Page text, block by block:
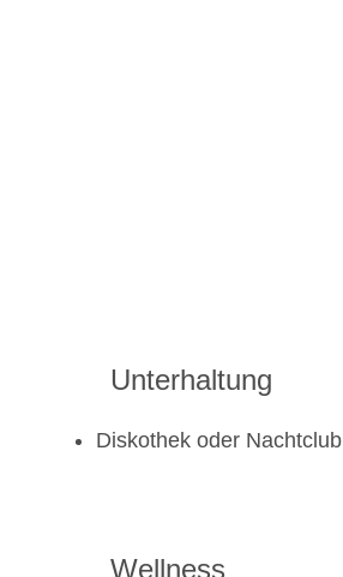
Unterhaltung
Diskothek oder Nachtclub
Wellness